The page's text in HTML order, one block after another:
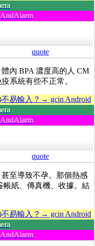
quote
內 BPA 濃度高的人 CM
系統有些不正常。
易輸入？→ gcin Android
quote
甚至導致不孕。那個熱感
帳紙、傳真機、收據。結
易輸入？→ gcin Android